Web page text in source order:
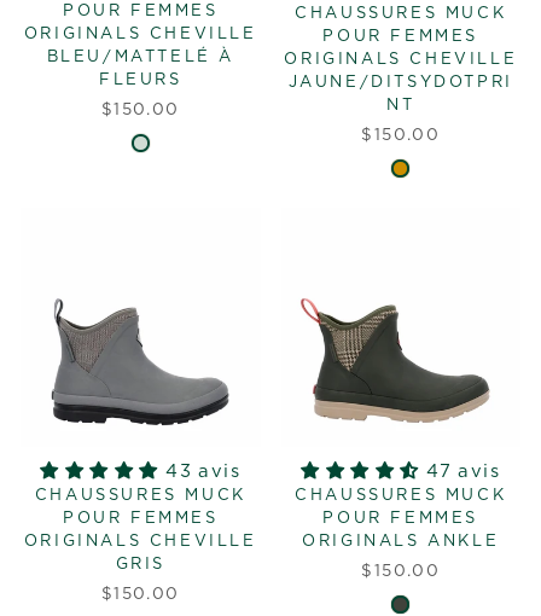
POUR FEMMES
ORIGINALS CHEVILLE
BLEU/MATTELÉ À
FLEURS
$150.00
CHAUSSURES MUCK
POUR FEMMES
ORIGINALS CHEVILLE
JAUNE/DITSYDOTPRI
NT
$150.00
43 avis
CHAUSSURES MUCK
POUR FEMMES
ORIGINALS CHEVILLE
GRIS
$150.00
47 avis
CHAUSSURES MUCK
POUR FEMMES
ORIGINALS ANKLE
$150.00